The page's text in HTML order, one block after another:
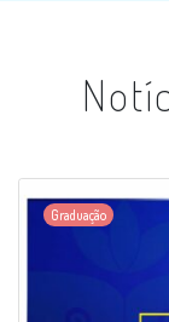
Graduação